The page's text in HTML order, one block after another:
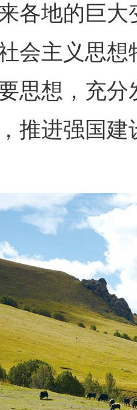
各地的巨
会主义思
思想，充
推进强国